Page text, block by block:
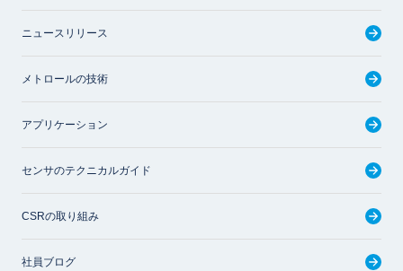
ニュースリリース
メトロールの技術
アプリケーション
センサのテクニカルガイド
CSRの取り組み
社員ブログ